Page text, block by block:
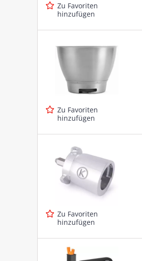
Zu Favoriten
hinzufügen
Zu Favoriten
hinzufügen
Zu Favoriten
hinzufügen